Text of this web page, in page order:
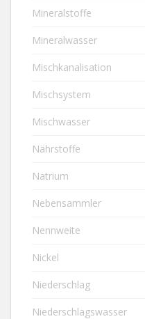
Mineralstoffe
Mineralwasser
Mischkanalisation
Mischsystem
Mischwasser
Nährstoffe
Natrium
Nebensammler
Nennweite
Nickel
Niederschlag
Niederschlagswasser